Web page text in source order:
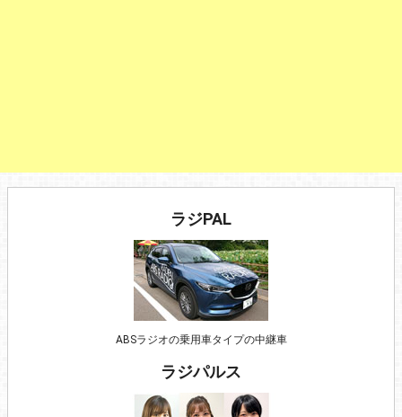
ラジPAL
ABSラジオの乗用車タイプの中継車
ラジパルス